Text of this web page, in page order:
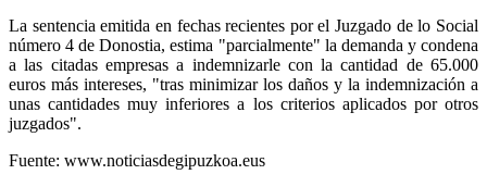
La sentencia emitida en fechas recientes por el Juzgado de lo Social
número 4 de Donostia, estima "parcialmente" la demanda y condena
a las citadas empresas a indemnizarle con la cantidad de 65.000
euros más intereses, "tras minimizar los daños y la indemnización a
unas cantidades muy inferiores a los criterios aplicados por otros
juzgados".
Fuente: www.noticiasdegipuzkoa.eus